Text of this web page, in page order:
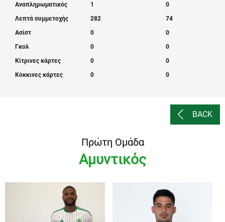
Αναπληρωματικός
Λεπτά συμμετοχής
Ασίστ
Γκολ
Κίτρινες κάρτες
Κόκκινες κάρτες
1
282
0
0
0
0
0
74
0
0
0
0
BACK
Πρώτη Ομάδα
Αμυντικός